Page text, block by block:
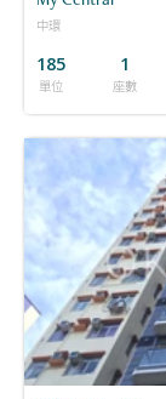
中環
185
單位
1
座數